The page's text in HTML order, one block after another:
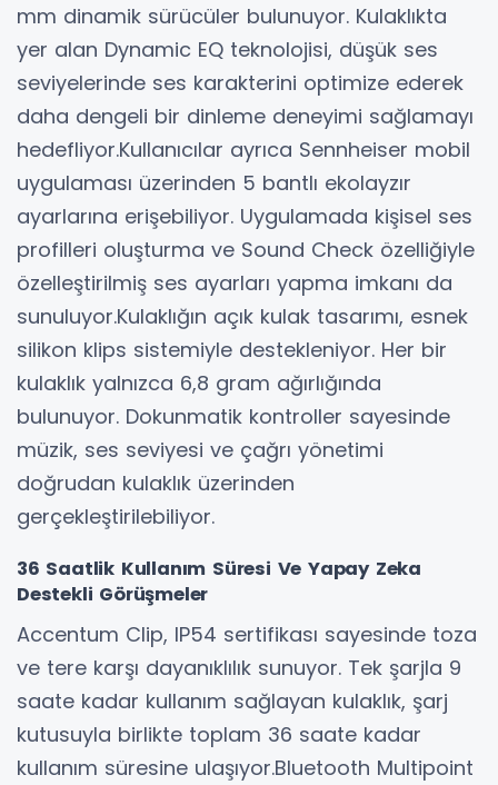
mm dinamik sürücüler bulunuyor. Kulaklıkta
yer alan Dynamic EQ teknolojisi, düşük ses
seviyelerinde ses karakterini optimize ederek
daha dengeli bir dinleme deneyimi sağlamayı
hedefliyor.Kullanıcılar ayrıca Sennheiser mobil
uygulaması üzerinden 5 bantlı ekolayzır
ayarlarına erişebiliyor. Uygulamada kişisel ses
profilleri oluşturma ve Sound Check özelliğiyle
özelleştirilmiş ses ayarları yapma imkanı da
sunuluyor.Kulaklığın açık kulak tasarımı, esnek
silikon klips sistemiyle destekleniyor. Her bir
kulaklık yalnızca 6,8 gram ağırlığında
bulunuyor. Dokunmatik kontroller sayesinde
müzik, ses seviyesi ve çağrı yönetimi
doğrudan kulaklık üzerinden
gerçekleştirilebiliyor.
36 Saatlik Kullanım Süresi Ve Yapay Zeka
Destekli Görüşmeler
Accentum Clip, IP54 sertifikası sayesinde toza
ve tere karşı dayanıklılık sunuyor. Tek şarjla 9
saate kadar kullanım sağlayan kulaklık, şarj
kutusuyla birlikte toplam 36 saate kadar
kullanım süresine ulaşıyor.Bluetooth Multipoint